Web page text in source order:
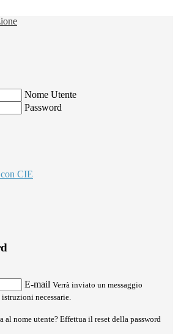
Nome Utente
Password
CIE
E-mail Verrà inviato un messaggio
necessarie.
al nome utente? Effettua il reset della password